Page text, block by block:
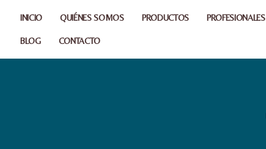
INICIO QUIÉNES SOMOS PRODUCTOS PROFESIONALES
BLOG CONTACTO